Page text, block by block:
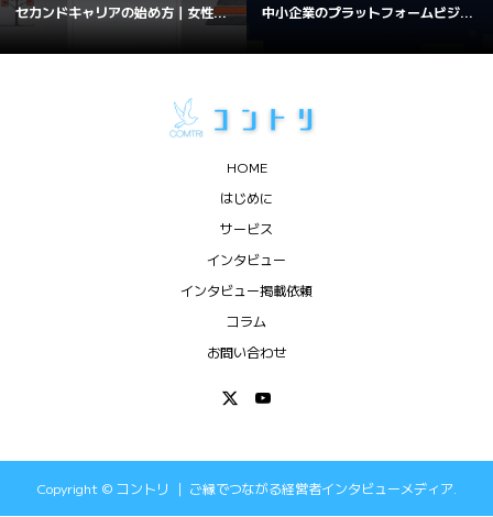
セカンドキャリアの始め方｜女性... 中小企業のプラットフォームビジ...
HOME
はじめに
サービス
インタビュー
インタビュー掲載依頼
コラム
お問い合わせ
Copyright © コントリ ｜ ご縁でつながる経営者インタビューメディア.